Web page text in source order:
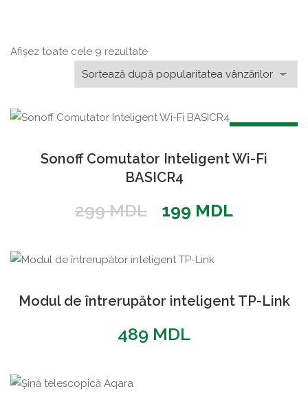
Afișez toate cele 9 rezultateSortat
după
popularitate
Sonoff Comutator Inteligent Wi-Fi
BASICR4
299MDL
Prețul
fost:
199 MDLPrețul
Modul de întrerupător inteligent TP-Link
489 MDL